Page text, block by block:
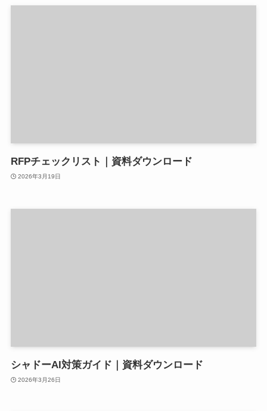
RFPチェックリスト｜資料ダウンロード
2026年3月19日
シャドーAI対策ガイド｜資料ダウンロード
2026年3月26日